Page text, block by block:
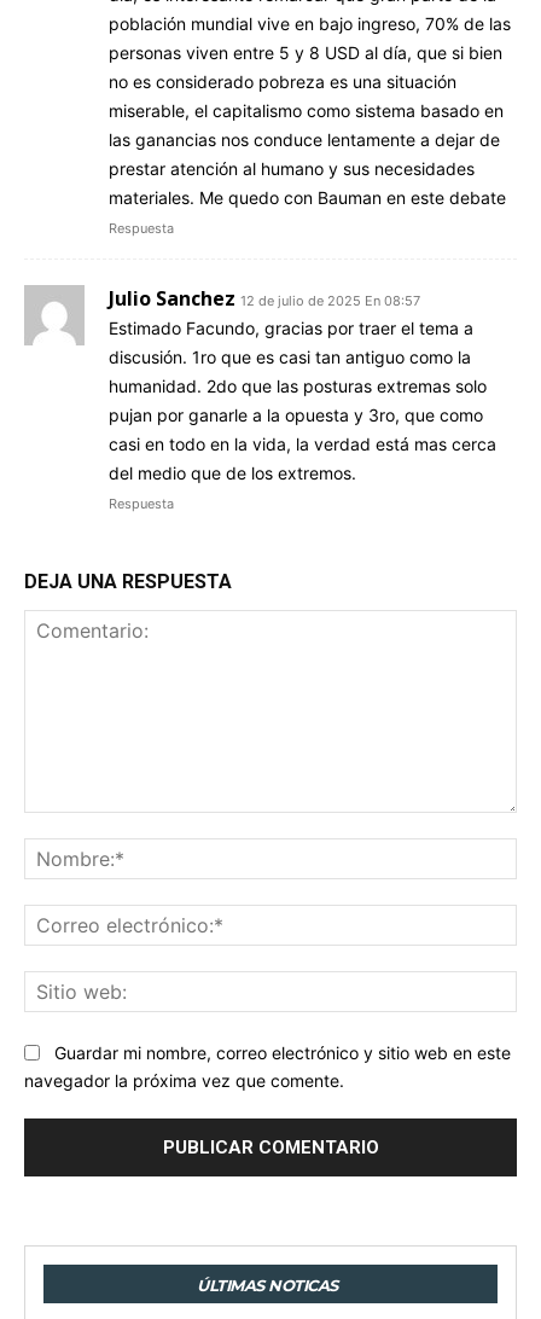
población mundial vive en bajo ingreso, 70% de las
personas viven entre 5 y 8 USD al día, que si bien
no es considerado pobreza es una situación
miserable, el capitalismo como sistema basado en
las ganancias nos conduce lentamente a dejar de
prestar atención al humano y sus necesidades
materiales. Me quedo con Bauman en este debate
Respuesta
Julio Sanchez 12 de julio de 2025 En 08:57
Estimado Facundo, gracias por traer el tema a
discusión. 1ro que es casi tan antiguo como la
humanidad. 2do que las posturas extremas solo
pujan por ganarle a la opuesta y 3ro, que como
casi en todo en la vida, la verdad está mas cerca
del medio que de los extremos.
Respuesta
DEJA UNA RESPUESTA
Guardar mi nombre, correo electrónico y sitio web en este
navegador la próxima vez que comente.
ÚLTIMAS NOTICAS